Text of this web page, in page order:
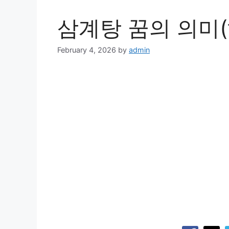
삼계탕 꿈의 의미
February 4, 2026 by admin